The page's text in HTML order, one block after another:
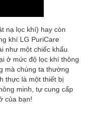
nạ lọc khí) hay còn
khí LG PuriCare
như một chiếc khẩu
ở mức độ lọc khí thông
mà chúng ta thường
thực là một thiết bị
minh, tự cung cấp
của bạn!